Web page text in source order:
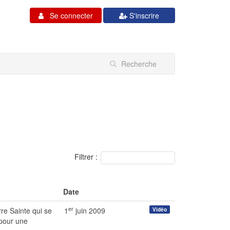
S'inscrire
Se connecter
Filtrer :
Date
Sainte qui se
une
Vidéo
1 er juin 2009